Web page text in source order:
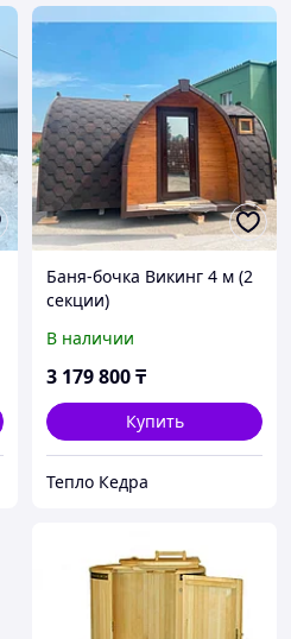
Баня-бочка Викинг 4 м (2
секции)
В наличии
3 179 800₸
Купить
Тепло Кедра